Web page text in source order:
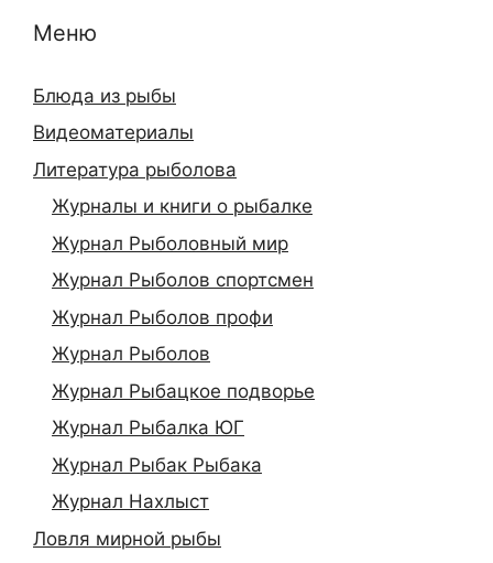
Меню
Блюда из рыбы
Видеоматериалы
Литература рыболова
Журналы и книги о рыбалке
Журнал Рыболовный мир
Журнал Рыболов спортсмен
Журнал Рыболов профи
Журнал Рыболов
Журнал Рыбацкое подворье
Журнал Рыбалка ЮГ
Журнал Рыбак Рыбака
Журнал Нахлыст
Ловля мирной рыбы